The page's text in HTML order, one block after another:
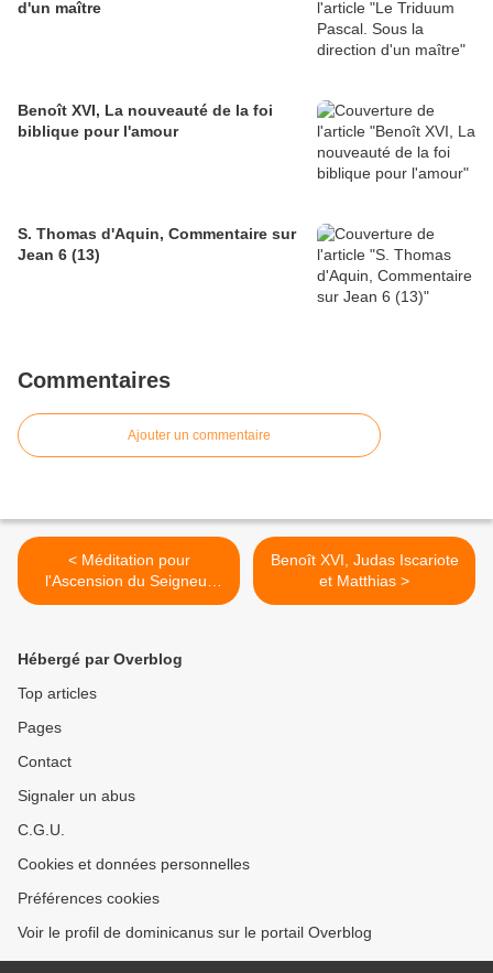
d'un maître
Benoît XVI, La nouveauté de la foi
biblique pour l'amour
S. Thomas d'Aquin, Commentaire sur
Jean 6 (13)
Commentaires
Ajouter un commentaire
< Méditation pour
l'Ascension du Seigneur
année B 2009
Benoît XVI, Judas Iscariote
et Matthias >
Hébergé par Overblog
Top articles
Pages
Contact
Signaler un abus
C.G.U.
Cookies et données personnelles
Préférences cookies
Voir le profil de dominicanus sur le portail Overblog